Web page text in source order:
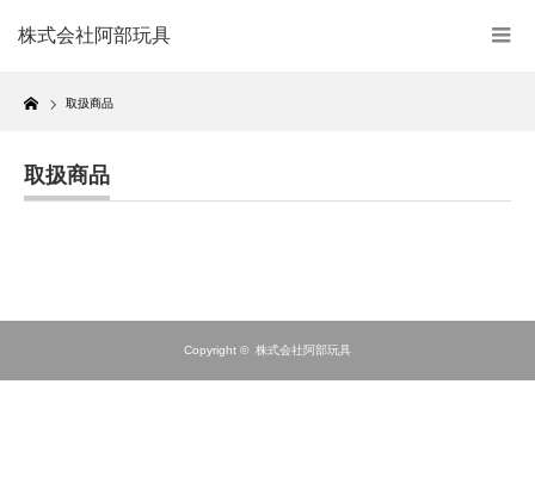
株式会社阿部玩具
Home
取扱商品
取扱商品
Copyright © 株式会社阿部玩具